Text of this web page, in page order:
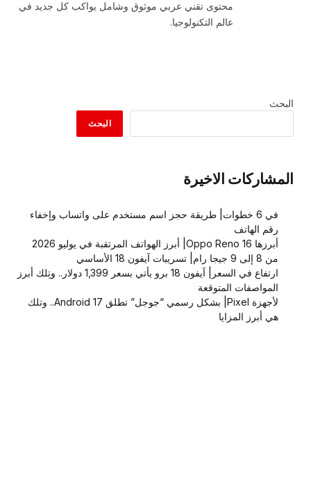
محتوى تقني عربي موثوق وشامل يواكب كل جديد في
عالم التكنولوجيا.
البحث
البحث
المشاركات الاخيرة
في 6 خطوات| طريقة حجز اسم مستخدم على واتساب وإخفاء
رقم الهاتف
أبرزها Oppo Reno 16| أبرز الهواتف المرتقبة في يوليو 2026
من 8 إلى 9 جيجا رام| تسريبات آيفون 18 الأساسي
ارتفاع في السعر| آيفون 18 برو يأتي بسعر 1,399 دولار.. وتِلك أبرز
المواصفات المتوقعة
لأجهزة Pixel| بشكل رسمي “جوجل” تطلق Android 17.. وتلك
هي أبرز المزايا